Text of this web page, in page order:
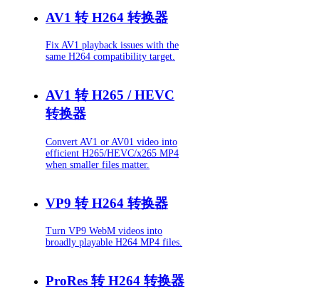
AV1 转 H264 转换器
Fix AV1 playback issues with the
same H264 compatibility target.
AV1 转 H265 / HEVC
转换器
Convert AV1 or AV01 video into
efficient H265/HEVC/x265 MP4
when smaller files matter.
VP9 转 H264 转换器
Turn VP9 WebM videos into
broadly playable H264 MP4 files.
ProRes 转 H264 转换器